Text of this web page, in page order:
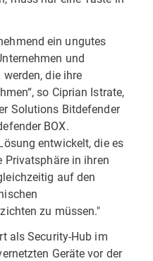
ein ungutes
und
die ihre
so Ciprian Istrate,
Solutions Bitdefender
BOX.
entwickelt, die es
Privatsphäre in ihren
auf den
zu müssen."
als Security-Hub im
Geräte vor der